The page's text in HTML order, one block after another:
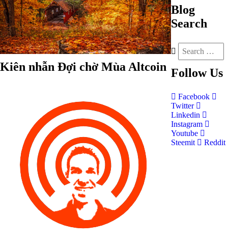
Kiên nhẫn Đợi chờ Mùa Altcoin
Blog
Search
Follow Us
Facebook
Twitter
Linkedin
Instagram
Youtube
Steemit
Reddit